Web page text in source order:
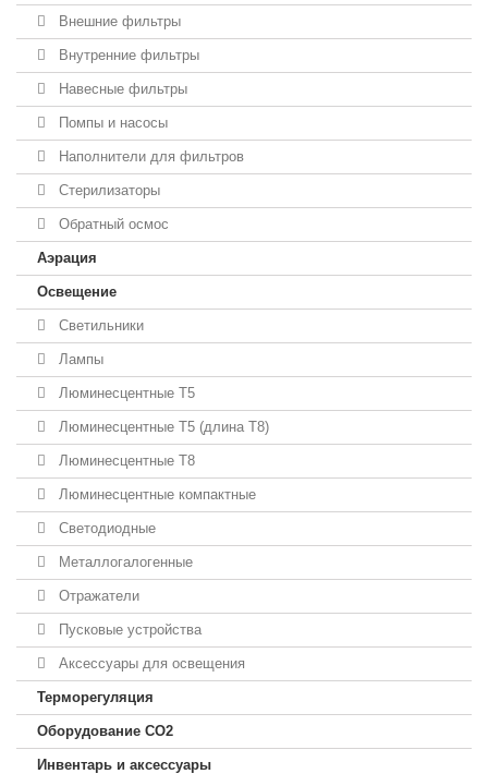
Внешние фильтры
Внутренние фильтры
Навесные фильтры
Помпы и насосы
Наполнители для фильтров
Стерилизаторы
Обратный осмос
Аэрация
Освещение
Светильники
Лампы
Люминесцентные T5
Люминесцентные T5 (длина T8)
Люминесцентные T8
Люминесцентные компактные
Светодиодные
Металлогалогенные
Отражатели
Пусковые устройства
Аксессуары для освещения
Терморегуляция
Оборудование CO2
Инвентарь и аксессуары